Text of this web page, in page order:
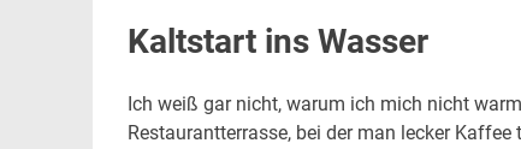
Kaltstart ins Wasser
Ich weiß gar nicht, warum ich mich nicht
Restaurantterrasse, bei der man lecker